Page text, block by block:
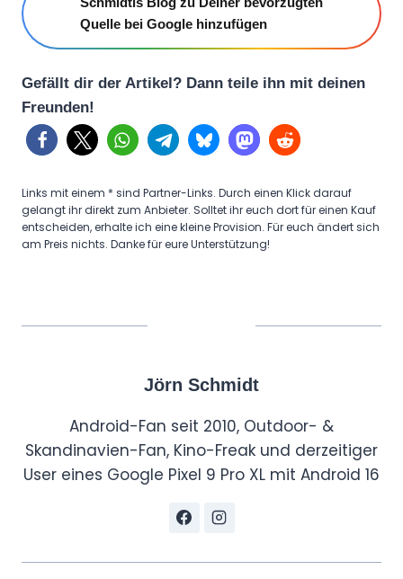
Quelle bei Google hinzufügen
Gefällt dir der Artikel? Dann teile ihn mit deinen
Freunden!
Links mit einem * sind Partner-Links. Durch einen Klick darauf
gelangt ihr direkt zum Anbieter. Solltet ihr euch dort für einen Kauf
entscheiden, erhalte ich eine kleine Provision. Für euch ändert sich
am Preis nichts. Danke für eure Unterstützung!
Jörn Schmidt
Android-Fan seit 2010, Outdoor- &
Skandinavien-Fan, Kino-Freak und derzeitiger
User eines Google Pixel 9 Pro XL mit Android 16